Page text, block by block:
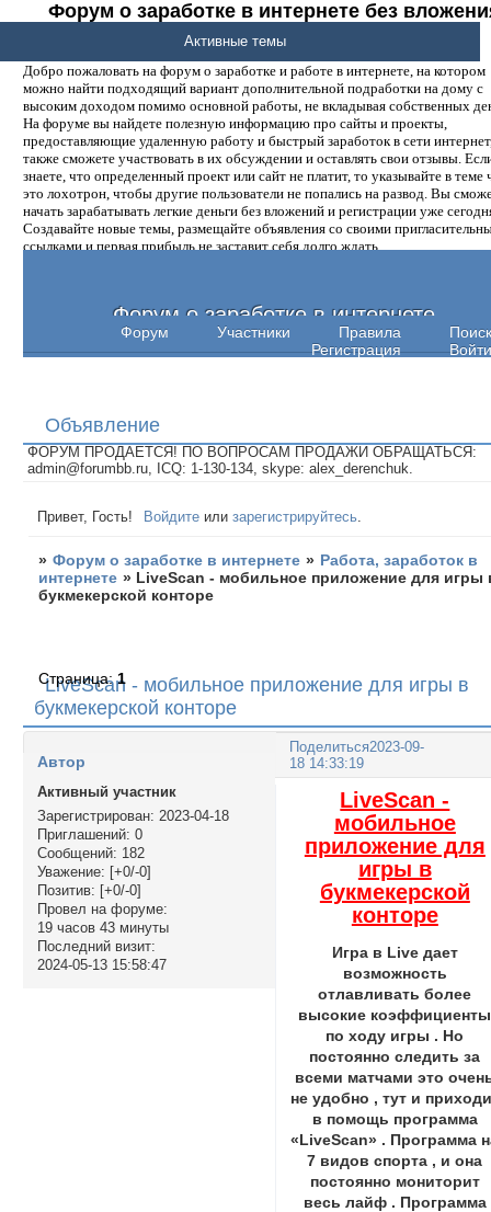
Форум о заработке в интернете без
денег.
Добро пожаловать на форум о заработке и работе в интернете, на котором
можно найти подходящий вариант дополнительной подработки на дому с
высоким доходом помимо основной работы, не вкладывая собственных
На форуме вы найдете полезную информацию про сайты и проекты,
предоставляющие удаленную работу и быстрый заработок в сети
также сможете участвовать в их обсуждении и оставлять свои отзывы.
знаете, что определенный проект или сайт не платит, то указывайте в теме
это лохотрон, чтобы другие пользователи не попались на развод. Вы
начать зарабатывать легкие деньги без вложений и регистрации уже
Создавайте новые темы, размещайте объявления со своими
ссылками и первая прибыль не заставит себя долго ждать.
Форум о заработке в интернете
Форум Участники Правила
Поиск
Регистрация
Войти
Активные темы
Объявление
ФОРУМ ПРОДАЕТСЯ! ПО ВОПРОСАМ ПРОДАЖИ ОБРАЩАТЬСЯ:
admin@forumbb.ru, ICQ: 1-130-134, skype: alex_derenchuk.
Привет, Гость! Войдите илизарегистрируйтесь
» Форум о заработке в интернете » Работа, заработок в
интернете » LiveScan - мобильное приложение для игры
букмекерской конторе
LiveScan - мобильное приложение для игры в
букмекерской конторе
Страница:1
Поделиться2023-09-
18 14:33:19
Автор
Активный участник
Зарегистрирован: 2023-04-18
Приглашений: 0
Сообщений: 182
Уважение: [+0/-0]
Позитив: [+0/-0]
Провел на форуме:
19 часов 43 минуты
Последний визит:
2024-05-13 15:58:47
LiveScan -
мобильное
приложение для
игры в
букмекерской
конторе
Игра в Live дает
возможность
отлавливать более
высокие коэффициенты
по ходу игры . Но
постоянно следить за
всеми матчами это
не удобно , тут и
в помощь программа
«LiveScan» . Программа
7 видов спорта , и она
постоянно мониторит
весь лайф . Программа